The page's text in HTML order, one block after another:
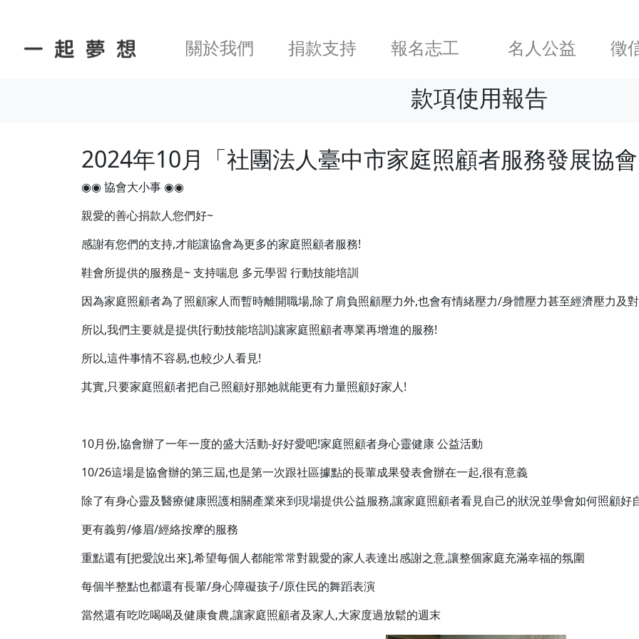
關於我們 捐款支持 報名志工 名人公益 徵
款項使用報告
2024年10月「社團法人臺中市家庭照顧者服務發展協
◉◉ 協會大小事 ◉◉
親愛的善心捐款人您們好~
感謝有您們的支持,才能讓協會為更多的家庭照顧者服務!
鞋會所提供的服務是~ 支持喘息 多元學習 行動技能培訓
因為家庭照顧者為了照顧家人而暫時離開職場,除了肩負照顧壓力外,也會有情緒壓力/身體壓力甚至經濟壓力及
所以,我們主要就是提供[行動技能培訓}讓家庭照顧者專業再增進的服務!
所以,這件事情不容易,也較少人看見!
其實,只要家庭照顧者把自己照顧好那她就能更有力量照顧好家人!
10月份,協會辦了一年一度的盛大活動-好好愛吧!家庭照顧者身心靈健康 公益活動
10/26這場是協會辦的第三屆,也是第一次跟社區據點的長輩成果發表會辦在一起,很有意義
除了有身心靈及醫療健康照護相關產業來到現場提供公益服務,讓家庭照顧者看見自己的狀況並學會如何照顧好
更有義剪/修眉/經絡按摩的服務
重點還有[把愛說出來],希望每個人都能常常對親愛的家人表達出感謝之意,讓整個家庭充滿幸福的氛圍
每個半整點也都還有長輩/身心障礙孩子/原住民的舞蹈表演
當然還有吃吃喝喝及健康食農,讓家庭照顧者及家人,大家度過放鬆的週末